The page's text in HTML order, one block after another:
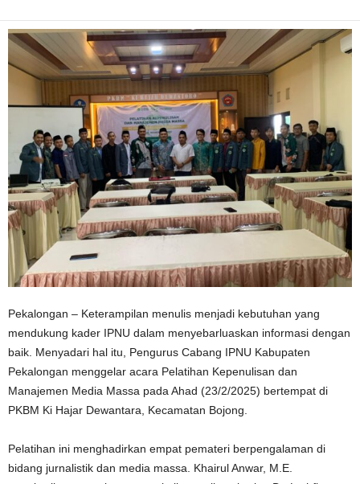
Pekalongan – Keterampilan menulis menjadi kebutuhan yang
mendukung kader IPNU dalam menyebarluaskan informasi dengan
baik. Menyadari hal itu, Pengurus Cabang IPNU Kabupaten
Pekalongan menggelar acara Pelatihan Kepenulisan dan
Manajemen Media Massa pada Ahad (23/2/2025) bertempat di
PKBM Ki Hajar Dewantara, Kecamatan Bojong.
Pelatihan ini menghadirkan empat pemateri berpengalaman di
bidang jurnalistik dan media massa. Khairul Anwar, M.E.